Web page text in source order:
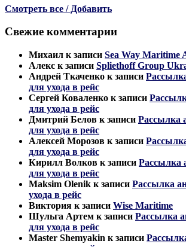
Смотреть все / Добавить
Свежие комментарии
Михаил к записи Sea Way Maritime
Алекс к записи Spliethoff Group
Андрей Ткаченко к записи
для ухода в рейс
Сергей Коваленко к записи
для ухода в рейс
Дмитрий Белов к записи Рассылка
для ухода в рейс
Алексей Морозов к записи
для ухода в рейс
Кирилл Волков к записи Рассылка
для ухода в рейс
Maksim Olenik к записи Рассылка
ухода в рейс
Виктория к записи Wise Maritime
Шульга Артем к записи Рассылка
для ухода в рейс
Master Shemyakin к записи